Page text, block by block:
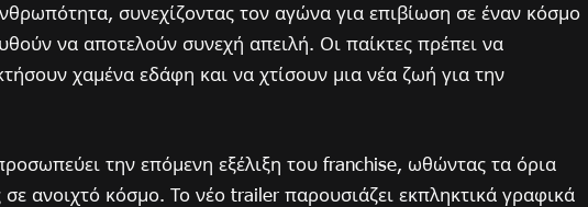
συνεχίζοντας τον αγώνα για επιβίωση σε έναν κόσμο
να αποτελούν συνεχή απειλή. Οι παίκτες πρέπει να
χαμένα εδάφη και να χτίσουν μια νέα ζωή για την
την επόμενη εξέλιξη του franchise, ωθώντας τα όρια
ανοιχτό κόσμο. Το νέο trailer παρουσιάζει εκπληκτικά γραφικά